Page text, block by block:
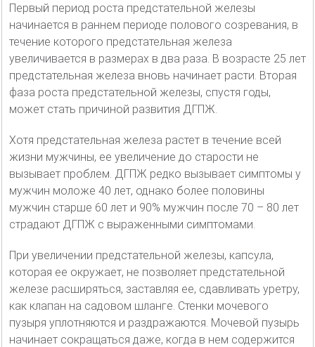
Первый период роста предстательной железы
начинается в раннем периоде полового созревания, в
течение которого предстательная железа
увеличивается в размерах в два раза. В возрасте 25 лет
предстательная железа вновь начинает расти. Вторая
фаза роста предстательной железы, спустя годы,
может стать причиной развития ДГПЖ.
Хотя предстательная железа растет в течение всей
жизни мужчины, ее увеличение до старости не
вызывает проблем. ДГПЖ редко вызывает симптомы у
мужчин моложе 40 лет, однако более половины
мужчин старше 60 лет и 90% мужчин после 70 – 80 лет
страдают ДГПЖ с выраженными симптомами.
При увеличении предстательной железы, капсула,
которая ее окружает, не позволяет предстательной
железе расширяться, заставляя ее, сдавливать уретру,
как клапан на садовом шланге. Стенки мочевого
пузыря уплотняются и раздражаются. Мочевой пузырь
начинает сокращаться даже, когда в нем содержится